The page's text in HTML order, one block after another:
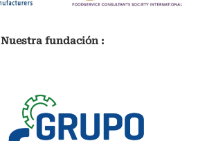
Nuestra fundación :